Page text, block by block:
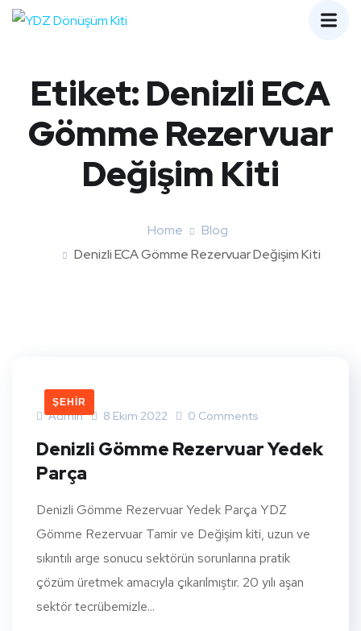
Etiket:Denizli ECA
Gömme Rezervuar
Değişim Kiti
Home
Blog
Denizli ECA Gömme Rezervuar Değişim Kiti
ŞEHIR
Admin 8 Ekim 2022 0 Comments
Denizli Gömme Rezervuar Yedek
Parça
Denizli Gömme Rezervuar Yedek Parça YDZ
Gömme Rezervuar Tamir ve Değişim kiti, uzun ve
sıkıntılı arge sonucu sektörün sorunlarına pratik
çözüm üretmek amacıyla çıkarılmıştır. 20 yılı aşan
sektör tecrübemizle...